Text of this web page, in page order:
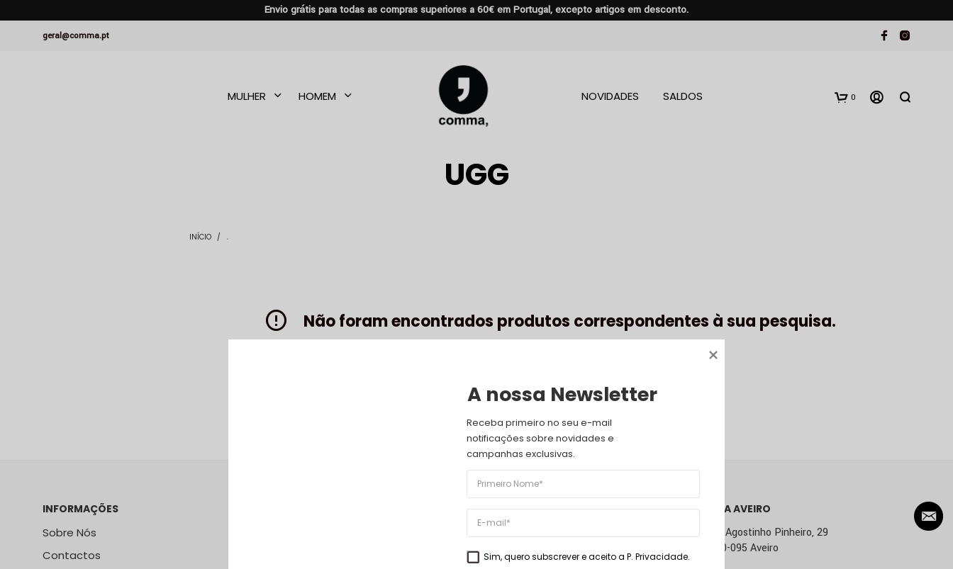
Envio grátis para todas as compras superiores a 60€ em Portugal, excepto artigos em desconto.
geral@comma.pt
MULHER HOMEM NOVIDADES SALDOS 0
UGG
INÍCIO / .
Não foram encontrados produtos correspondentes à sua pesquisa.
INFORMAÇÕES
Sobre Nós
Contactos
LOJA ÁGUEDA LOJA AVEIRO
Rua Agostinho Pinheiro, 29
3800-095 Aveiro
A nossa Newsletter
Receba primeiro no seu e-mail
notificações sobre novidades e
campanhas exclusivas.
Sim, quero subscrever e aceito a P. Privacidade.